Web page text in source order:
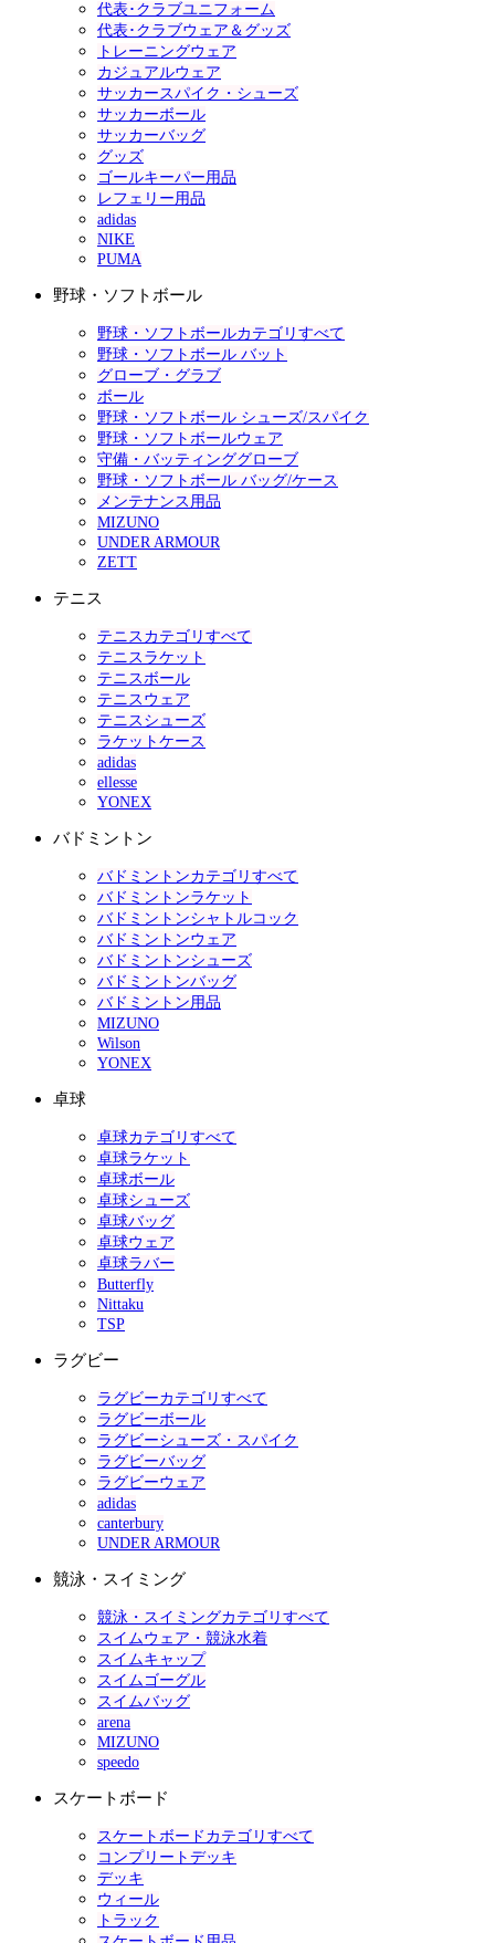
代表･クラブユニフォーム
代表･クラブウェア＆グッズ
トレーニングウェア
カジュアルウェア
サッカースパイク・シューズ
サッカーボール
サッカーバッグ
グッズ
ゴールキーパー用品
レフェリー用品
adidas
NIKE
PUMA
野球・ソフトボール
野球・ソフトボールカテゴリすべて
野球・ソフトボール バット
グローブ・グラブ
ボール
野球・ソフトボール シューズ/スパイク
野球・ソフトボールウェア
守備・バッティンググローブ
野球・ソフトボール バッグ/ケース
メンテナンス用品
MIZUNO
UNDER ARMOUR
ZETT
テニス
テニスカテゴリすべて
テニスラケット
テニスボール
テニスウェア
テニスシューズ
ラケットケース
adidas
ellesse
YONEX
バドミントン
バドミントンカテゴリすべて
バドミントンラケット
バドミントンシャトルコック
バドミントンウェア
バドミントンシューズ
バドミントンバッグ
バドミントン用品
MIZUNO
Wilson
YONEX
卓球
卓球カテゴリすべて
卓球ラケット
卓球ボール
卓球シューズ
卓球バッグ
卓球ウェア
卓球ラバー
Butterfly
Nittaku
TSP
ラグビー
ラグビーカテゴリすべて
ラグビーボール
ラグビーシューズ・スパイク
ラグビーバッグ
ラグビーウェア
adidas
canterbury
UNDER ARMOUR
競泳・スイミング
競泳・スイミングカテゴリすべて
スイムウェア・競泳水着
スイムキャップ
スイムゴーグル
スイムバッグ
arena
MIZUNO
speedo
スケートボード
スケートボードカテゴリすべて
コンプリートデッキ
デッキ
ウィール
トラック